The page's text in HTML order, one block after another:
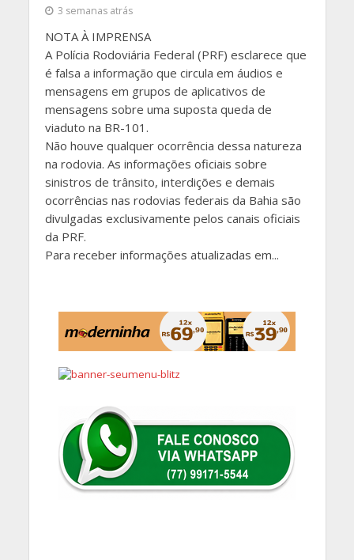
3 semanas atrás
NOTA À IMPRENSA
A Polícia Rodoviária Federal (PRF) esclarece que
é falsa a informação que circula em áudios e
mensagens em grupos de aplicativos de
mensagens sobre uma suposta queda de
viaduto na BR-101.
Não houve qualquer ocorrência dessa natureza
na rodovia. As informações oficiais sobre
sinistros de trânsito, interdições e demais
ocorrências nas rodovias federais da Bahia são
divulgadas exclusivamente pelos canais oficiais
da PRF.
Para receber informações atualizadas em...